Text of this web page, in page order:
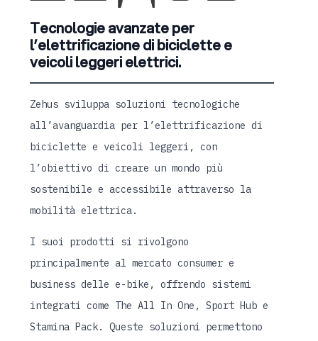
Tecnologie avanzate per
l’elettrificazione di biciclette e
veicoli leggeri elettrici.
Zehus sviluppa soluzioni tecnologiche
all’avanguardia per l’elettrificazione di
biciclette e veicoli leggeri, con
l’obiettivo di creare un mondo più
sostenibile e accessibile attraverso la
mobilità elettrica.
I suoi prodotti si rivolgono
principalmente al mercato consumer e
business delle e-bike, offrendo sistemi
integrati come The All In One, Sport Hub e
Stamina Pack. Queste soluzioni permettono